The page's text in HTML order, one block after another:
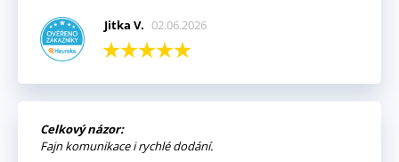
Jitka V. 02.06.2026
Celkový názor:
Fajn komunikace i rychlé dodání.